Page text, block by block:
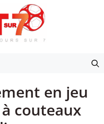
en jeu
couteaux